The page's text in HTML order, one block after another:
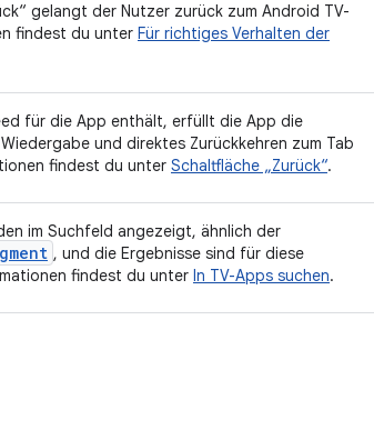
gelangt der Nutzer zurück zum Android TV-
findest du unter Für richtiges Verhalten der
für die App enthält, erfüllt die App die
und direktes Zurückkehren zum Tab
findest du unter Schaltfläche „Zurück“.
im Suchfeld angezeigt, ähnlich der
, und die Ergebnisse sind für diese
findest du unter In TV-Apps suchen.